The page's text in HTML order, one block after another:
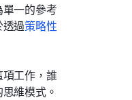
一的參考
過策略性
工作，誰
維模式。